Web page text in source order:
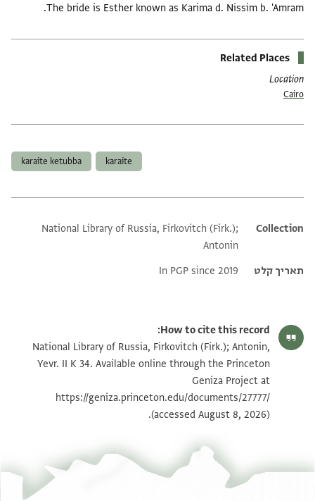
The bride is Esther known as Karima d. Nissim b. 'Amram.
Related Places
Location
Cairo
karaite
karaite ketubba
Additional metadata
Collection
National Library of Russia, Firkovitch (Firk.);
Antonin
תאריך קלט
In PGP since 2019
How to cite this record:
National Library of Russia, Firkovitch (Firk.); Antonin,
Yevr. II K 34. Available online through the Princeton
Geniza Project at
https://geniza.princeton.edu/documents/27777/
(accessed August 8, 2026).